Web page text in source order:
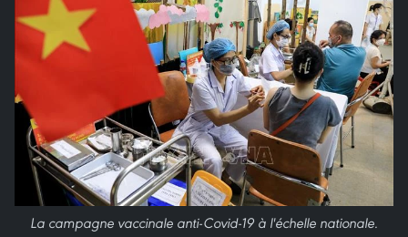
La campagne vaccinale anti-Covid-19 à l'échelle nationale.